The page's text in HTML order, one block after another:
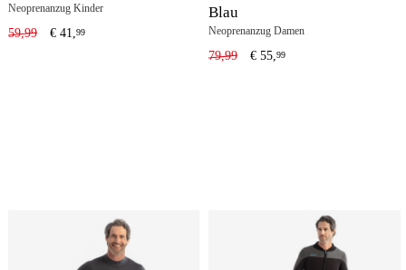
Neoprenanzug Kinder
59,99 € 41,99
Blau
Neoprenanzug Damen
79,99 € 55,99